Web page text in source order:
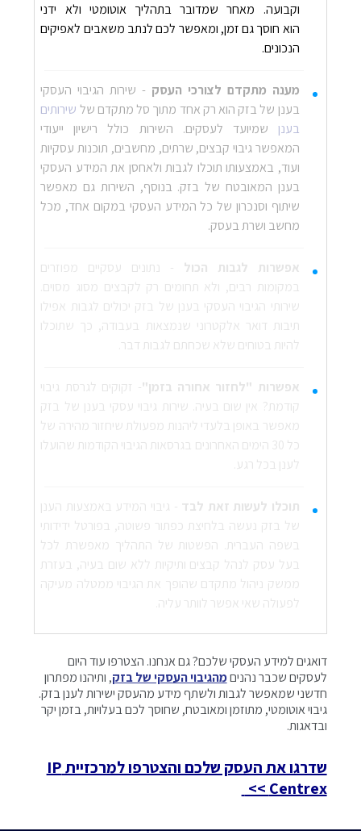
וקבועה. מאחר שמדובר בתהליך אוטומטי ולא ידני
הוא חוסך גם זמן, ומאפשר לכם לנתב משאבים לאפיקים
הנכונים.
מענה מתקדם לצורכי העסק - שירות הגיבוי העסקי
בענן של בזק הוא רק אחד מתוך סל מתקדם של שירותים
בענן שמיועד לעסקים. השירות כולל רישיון ייעודי
המאפשר גיבוי קבצים, שרתים, מחשבים, תוכנות עסקיות
ועוד, באמצעותו תוכלו לגבות ולאחסן את המידע העסקי
בענן המאובטח של בזק. בנוסף, השירות גם מאפשר
שיתוף וסנכרון של כל המידע העסקי במקום אחד, מכל
מחשב ושרת בעסק.
אפשרות לגבות הכול - נתונים עסקיים מפוזרים
במקומות רבים, ולא תחומים רק לקבצים מסוג מסוים.
שירותי הגיבוי העסקי בענן של בזק יכולים לגבות אפילו
תיבות דואר אלקטרוני שנמצאות בעבודה, כך שתוכלו
להיות בטוחים שלא שכחתם לגבות דבר.
אפשרות "לחזור אחורה בזמן"- זקוקים לגרסת גיבוי
קודמת? אין שום בעיה. שירות גיבוי עסקי בענן של בזק
מאפשר באופן בלעדי ליהנות מפעולת שיחזור מהירה של
כל 30 הימים האחרונים בגרסאות הגיבוי הקודמות שהועלו
לענן בכל רגע.
תוכלו לעשות זאת לבד - גיבוי המידע באמצעות הענן
של בזק נעשה בלחיצת כפתור פשוטה, בפורטל ידידותי
בשפה העברית. הפשטות של התהליך מאפשרת לכל
בעל עסק לנהל קבצים ותיקיות ללא שום בעיה, בעזרת
ממשק ניהול מתקדם שהופך את הגיבוי ממטלה מעיקה
לפעולה שאי אפשר לוותר עליה.
דואגים למידע העסקי שלכם? גם אנחנו. הצטרפו עוד היום
לעסקים שכבר נהניםמהגיבוי העסקי של בזק, ותיהנו מפתרון
חדשני שמאפשר לגבות ולשתף מידע מהעסק ישירות לענן בזק.
גיבוי אוטומטי, מתוזמן ומאובטח, שחוסך לכם בעלויות, בזמן יקר
ובדאגות.
שדרגו את העסק שלכם והצטרפו למרכזיית IP
Centrex >>